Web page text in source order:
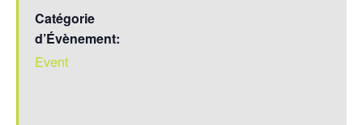
Catégorie
d’Évènement:
Event